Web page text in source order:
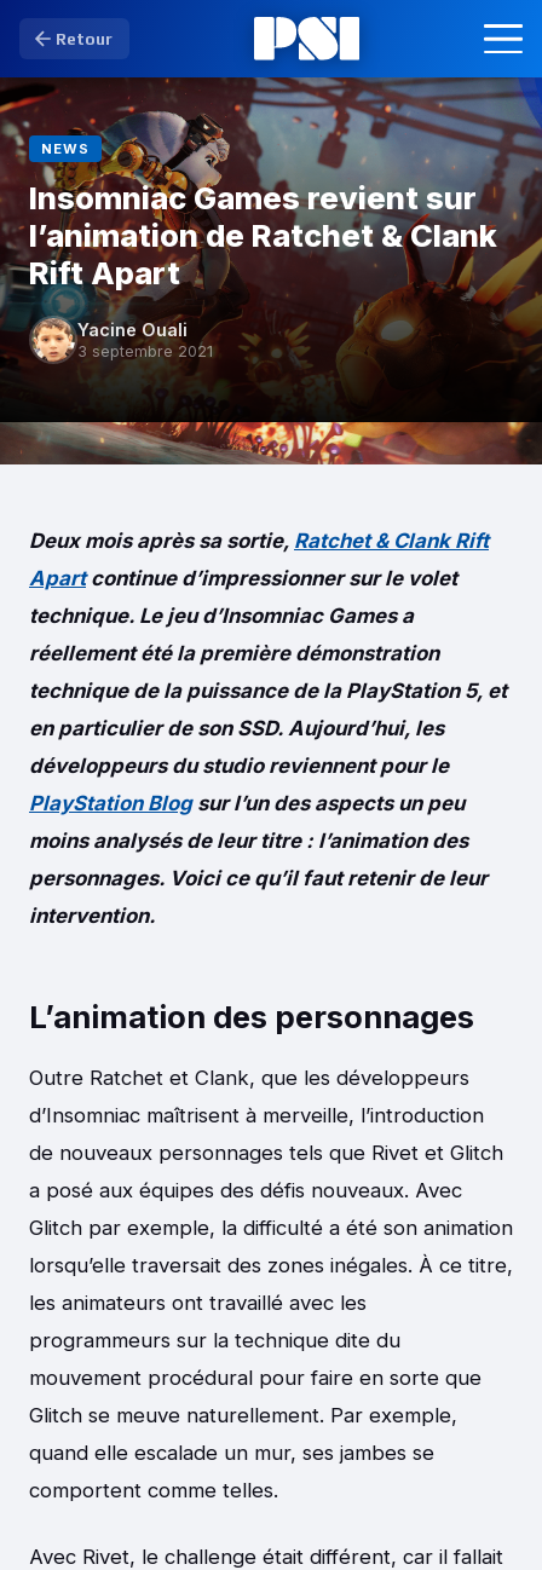
Retour
NEWS
Insomniac Games revient sur
l’animation de Ratchet & Clank
Rift Apart
Yacine Ouali
3 septembre 2021
Deux mois après sa sortie, Ratchet & Clank Rift
Apartcontinue d’impressionner sur le volet
technique. Le jeu d’Insomniac Games a
réellement été la première démonstration
technique de la puissance de la PlayStation 5, et
en particulier de son SSD. Aujourd’hui, les
développeurs du studio reviennent pour le
PlayStation Blogsur l’un des aspects un peu
moins analysés de leur titre : l’animation des
personnages. Voici ce qu’il faut retenir de leur
intervention.
L’animation des personnages
Outre Ratchet et Clank, que les développeurs
d’Insomniac maîtrisent à merveille, l’introduction
de nouveaux personnages tels que Rivet et Glitch
a posé aux équipes des défis nouveaux. Avec
Glitch par exemple, la difficulté a été son animation
lorsqu’elle traversait des zones inégales. À ce titre,
les animateurs ont travaillé avec les
programmeurs sur la technique dite du
mouvement procédural pour faire en sorte que
Glitch se meuve naturellement. Par exemple,
quand elle escalade un mur, ses jambes se
comportent comme telles.
Avec Rivet, le challenge était différent, car il fallait